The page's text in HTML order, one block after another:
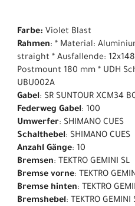
Farbe: Violet Blast
Rahmen: * Material:
straight * Ausfallende:
Postmount 180 mm * UDH
UBU002A
Gabel: SR SUNTOUR XCM34
Federweg Gabel: 100
Umwerfer: SHIMANO CUES
Schalthebel: SHIMANO CUES
Anzahl Gänge: 10
Bremsen: TEKTRO GEMINI SL
Bremse vorne: TEKTRO
Bremse hinten: TEKTRO
Bremshebel: TEKTRO GEMINI